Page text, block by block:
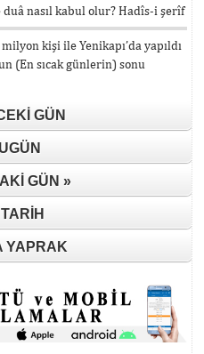
nasıl kabul olur? Hadîs-i şerîf
kişi ile Yenikapı’da yapıldı
(En sıcak günlerin) sonu
GÜN
GÜN »
TARIH
YAPRAK